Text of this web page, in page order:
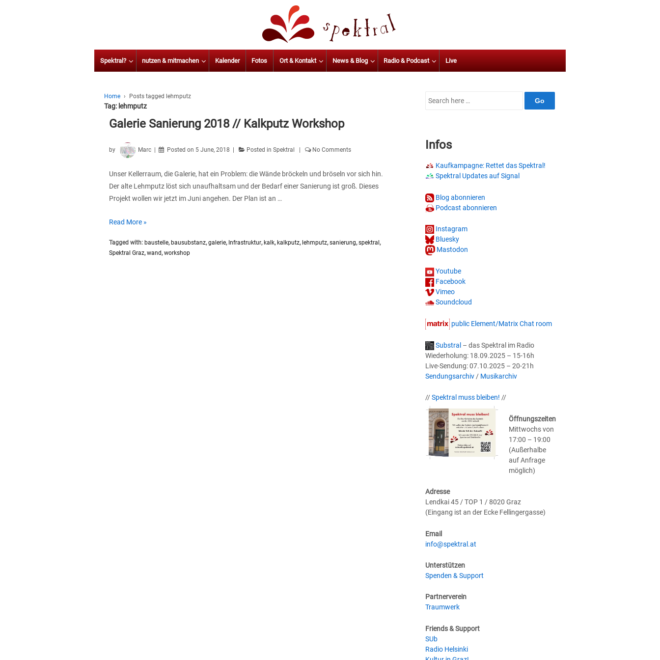
Spektral? nutzen & mitmachen Kalender Fotos Ort & Kontakt News & Blog Radio & Podcast Live
Home › Posts tagged lehmputz
Tag: lehmputz
Galerie Sanierung 2018 // Kalkputz Workshop
by Marc Posted on 5 June, 2018 Posted inSpektral No Comments
Unser Kellerraum, die Galerie, hat ein Problem: die Wände bröckeln und bröseln vor sich hin.
Der alte Lehmputz löst sich unaufhaltsam und der Bedarf einer Sanierung ist groß. Dieses
Projekt wollen wir jetzt im Juni angehen. Der Plan ist an …
Galerie
2018
//
Read More »
Tagged with: baustelle, bausubstanz,galerie, Infrastruktur, kalk, kalkputz, lehmputz,sanierung,spektral ,
Spektral Graz,wand,workshop
Search
Infos
Kaufkampagne: Rettet das Spektral!
Spektral Updates auf Signal
Blog abonnieren
Podcast abonnieren
Instagram
Bluesky
Mastodon
Youtube
Facebook
Vimeo
Soundcloud
public Element/Matrix Chat room
Substral – das Spektral im Radio
Wiederholung: 18.09.2025 – 15-16h
Live-Sendung: 07.10.2025 – 20-21h
Sendungsarchiv/ Musikarchiv
//Spektral muss bleiben! //
Öffnungszeiten
Mittwochs von
17:00 – 19:00
(Außerhalbe
auf Anfrage
möglich)
Adresse
Lendkai 45 / TOP 1 / 8020 Graz
(Eingang ist an der Ecke Fellingergasse)
Email
info@spektral.at
Unterstützen
Spenden & Support
Partnerverein
Traumwerk
Friends & Support
SUb
Radio Helsinki